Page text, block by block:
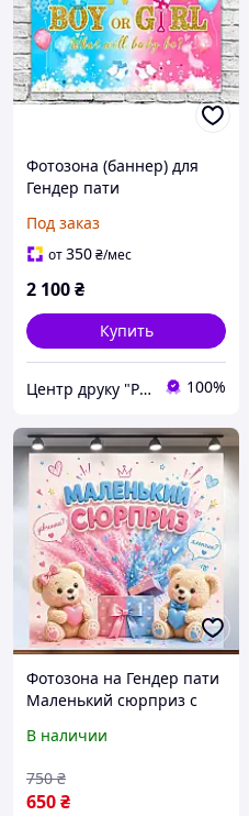
Фотозона (баннер) для
Гендер пати
Под заказ
от350₴/мес
2 100₴
Купить
Центр друку "Print" 100%
Фотозона на Гендер пати
Маленький сюрприз с
120x120см, №48501
В наличии
650₴
750 ₴